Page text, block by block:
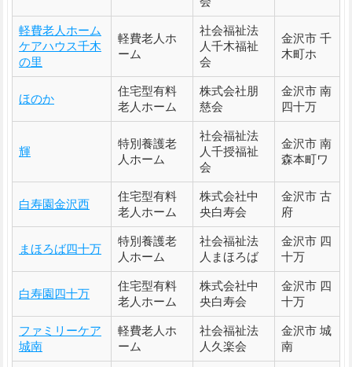
軽費老人ホーム
ケアハウス千木
の里
軽費老人ホ
ーム
社会福祉法
人千木福祉
会
金沢市 千
木町ホ
ほのか
住宅型有料
老人ホーム
株式会社朋
慈会
金沢市 南
四十万
輝
特別養護老
人ホーム
社会福祉法
人千授福祉
会
金沢市 南
森本町ワ
白寿園金沢西
住宅型有料
老人ホーム
株式会社中
央白寿会
金沢市 古
府
まほろば四十万
特別養護老
人ホーム
社会福祉法
人まほろば
金沢市 四
十万
白寿園四十万
住宅型有料
老人ホーム
株式会社中
央白寿会
金沢市 四
十万
ファミリーケア
城南
軽費老人ホ
ーム
社会福祉法
人久楽会
金沢市 城
南